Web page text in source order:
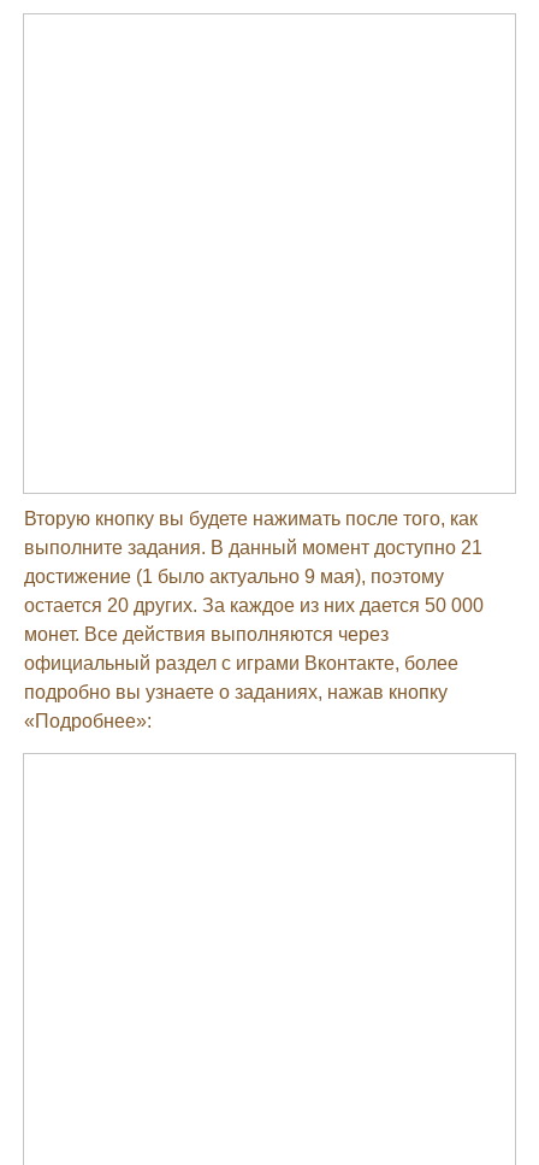
Вторую кнопку вы будете нажимать после того, как
выполните задания. В данный момент доступно 21
достижение (1 было актуально 9 мая), поэтому
остается 20 других. За каждое из них дается 50 000
монет. Все действия выполняются через
официальный раздел с играми Вконтакте, более
подробно вы узнаете о заданиях, нажав кнопку
«Подробнее»: